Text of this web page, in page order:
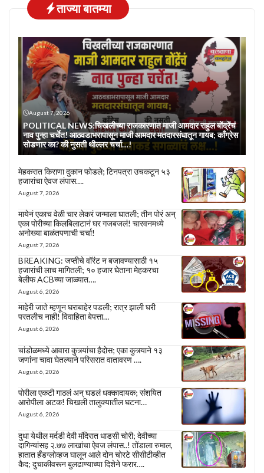
ताज्या बातम्या
August 7, 2026
POLITICAL NEWS:चिखलीच्या राजकारणात माजी आमदार राहुल बोंद्रेंचं
नाव पुन्हा चर्चेत! आठवडाभरापासून माजी आमदार मतदारसंघातून गायब; काँग्रेस
सोडणार का? की नुसती थील्लर चर्चा…!
मेहकरात किराणा दुकान फोडले; टिनपत्रा उचकटून ५३
हजारांचा ऐवज लंपास….
August 7, 2026
मायेनं एकाच वेळी चार लेकरं जन्माला घातली; तीन पोरं अन्
एका पोरीच्या किलबिलाटानं घर गजबजलं! चारवनमध्ये
अनोख्या बाळंतपणाची चर्चा!
August 7, 2026
BREAKING: जप्तीचे वॉरंट न बजावण्यासाठी १५
हजारांची लाच मागितली; १० हजार घेताना मेहकरचा
बेलीफ ACBच्या जाळ्यात….
August 6, 2026
माहेरी जाते म्हणून घराबाहेर पडली; रात्र झाली घरी
परतलीच नाही! विवाहिता बेपत्ता…
August 6, 2026
चांडोळमध्ये आवारा कुत्र्यांचा हैदोस; एका कुत्र्याने १३
जणांना चावा घेतल्याने परिसरात वातावरण ….
August 6, 2026
पोरीला एकटी गाठलं अन् घडलं धक्कादायक; संशयित
आरोपीला अटक! चिखली तालुक्यातील घटना…
August 6, 2026
दुधा येथील मर्दडी देवी मंदिरात धाडसी चोरी; देवीच्या
दागिन्यांसह २.७७ लाखांचा ऐवज लंपास..! तोंडाला रुमाल,
हातात हँडग्लोव्हज घालून आले दोन चोरटे सीसीटीव्हीत
कैद; दुचाकीवरून बुलढाण्याच्या दिशेने फरार….